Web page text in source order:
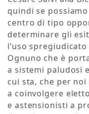
quindi se
centro di tipo
determinare gli
l’uso
Ognuno che è
a sistemi paludosi
cui sta, che per
a coinvolgere
e astensionisti a